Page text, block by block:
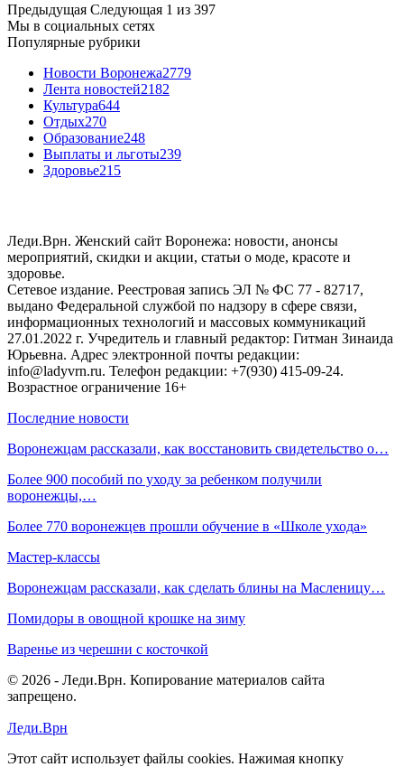
Предыдущая Следующая 1 из 397
Мы в социальных сетях
Популярные рубрики
Новости Воронежа2779
Лента новостей2182
Культура644
Отдых270
Образование248
Выплаты и льготы239
Здоровье215
Леди.Врн. Женский сайт Воронежа: новости, анонсы
мероприятий, скидки и акции, статьи о моде, красоте и
здоровье.
Сетевое издание. Реестровая запись ЭЛ № ФС 77 - 82717,
выдано Федеральной службой по надзору в сфере связи,
информационных технологий и массовых коммуникаций
27.01.2022 г. Учредитель и главный редактор: Гитман Зинаида
Юрьевна. Адрес электронной почты редакции:
info@ladyvrn.ru. Телефон редакции: +7(930) 415-09-24.
Возрастное ограничение 16+
Последние новости
Воронежцам рассказали, как восстановить свидетельство о…
Более 900 пособий по уходу за ребенком получили
воронежцы,…
Более 770 воронежцев прошли обучение в «Школе ухода»
Мастер-классы
Воронежцам рассказали, как сделать блины на Масленицу…
Помидоры в овощной крошке на зиму
Варенье из черешни с косточкой
© 2026 - Леди.Врн. Копирование материалов сайта
запрещено.
Леди.Врн
Этот сайт использует файлы cookies. Нажимая кнопку